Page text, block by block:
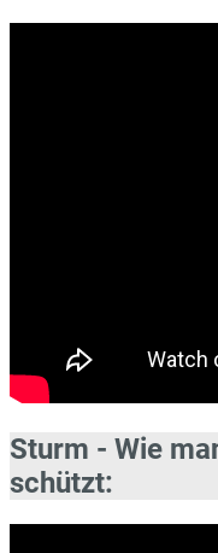
Sturm - Wie
schützt: